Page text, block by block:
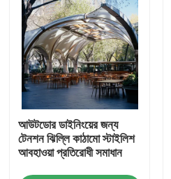
আউটডোর ডাইনিংয়ের জন্য
টেনশন ঝিল্লি কাঠামো স্টাইলিশ
আবহাওয়া প্রতিরোধী সমাধান